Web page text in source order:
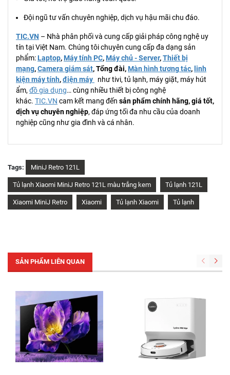
Đội ngũ tư vấn chuyên nghiệp, dịch vụ hậu mãi chu đáo.
TIC.VN – Nhà phân phối và cung cấp giải pháp công nghệ uy
tín tại Việt Nam. Chúng tôi chuyên cung cấp đa dạng sản
phẩm: Laptop, Máy tính PC, Máy chủ - Server,Thiết bị
mạng,Camera giám sát, Tổng đài, Màn hình tương tác, linh
kiện máy tính,điện máy
như tivi, tủ lạnh, máy giặt, máy hút
ẩm, đồ gia dụng… cùng nhiều thiết bị công nghệ
khác. TIC.VN cam kết mang đến sản phẩm chính hãng, giá tốt,
dịch vụ chuyên nghiệp, đáp ứng tối đa nhu cầu của doanh
nghiệp cũng như gia đình và cá nhân.
Tags: MiniJ Retro 121L
Tủ lạnh Xiaomi MiniJ Retro 121L màu trắng kem Tủ lạnh 121L
Xiaomi MiniJ Retro Xiaomi Tủ lạnh Xiaomi Tủ lạnh
SẢN PHẨM LIÊN QUAN